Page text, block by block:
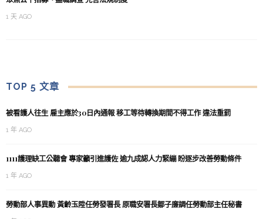
1 天 AGO
TOP 5 文章
被看護人往生 雇主應於30日內通報 移工等待轉換期間不得工作 違法重罰
1 年 AGO
1111護理缺工公聽會 專家籲引進護佐 逾九成認人力緊繃 盼逐步改善勞動條件
1 年 AGO
勞動部人事異動 黃齡玉陞任勞發署長 原職安署長鄒子廉調任勞動部主任秘書